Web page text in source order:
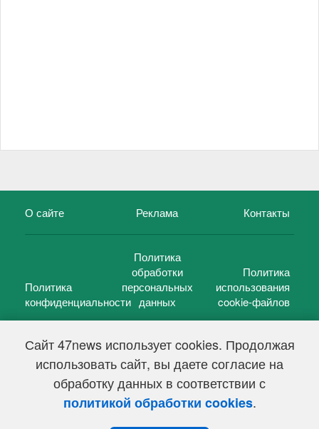
Сайт 47news использует cookies. Продолжая
использовать сайт, вы даете согласие на
обработку данных в соответствии с
политикой обработки cookies.
О сайте Реклама Контакты
Политика
конфиденциальности
Политика
обработки
персональных
данных
Политика
использования
cookie-файлов
47 новостей (47 news)2005 — 2026 г.
Свидетельство о регистрации СМИ Эл № ФС 77-39848, выдано
Федеральной службой по надзору в сфере связи,
информационных технологий и массовых коммуникаций